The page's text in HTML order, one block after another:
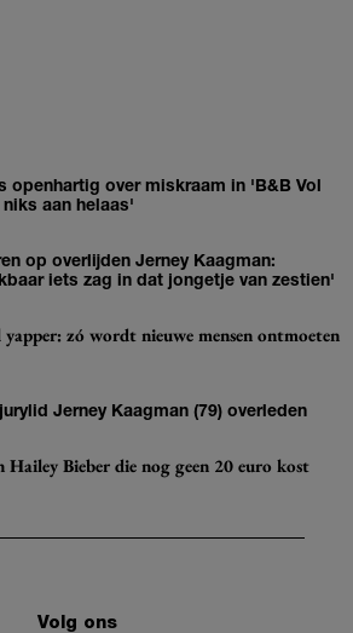
openhartig over miskraam in 'B&B Vol
aan helaas'
op overlijden Jerney Kaagman:
iets zag in dat jongetje van zestien'
yapper: zó wordt nieuwe mensen ontmoeten
Jerney Kaagman (79) overleden
Bieber die nog geen 20 euro kost
Volg ons